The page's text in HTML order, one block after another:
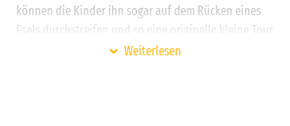
können die Kinder ihn sogar auf dem Rücken eines
Esels durchstreifen und so eine originelle kleine Tour
Weiterlesen